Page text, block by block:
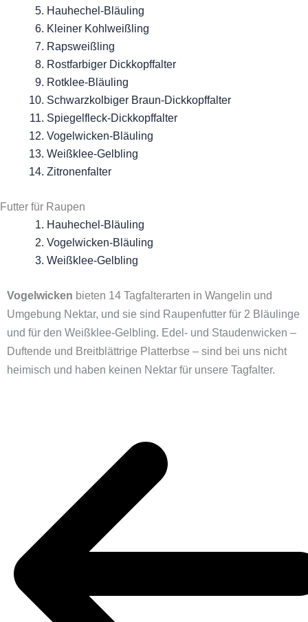
Hauhechel-Bläuling
Kleiner Kohlweißling
Rapsweißling
Rostfarbiger Dickkopffalter
Rotklee-Bläuling
Schwarzkolbiger Braun-Dickkopffalter
Spiegelfleck-Dickkopffalter
Vogelwicken-Bläuling
Weißklee-Gelbling
Zitronenfalter
Futter für Raupen
Hauhechel-Bläuling
Vogelwicken-Bläuling
Weißklee-Gelbling
Vogelwicken bieten 14 Tagfalterarten in Wangelin und
Umgebung Nektar, und sie sind Raupenfutter für 2 Bläulinge
und für den Weißklee-Gelbling. Edel- und Staudenwicken –
Duftende und Breitblättrige Platterbse – sind bei uns nicht
heimisch und haben keinen Nektar für unsere Tagfalter.